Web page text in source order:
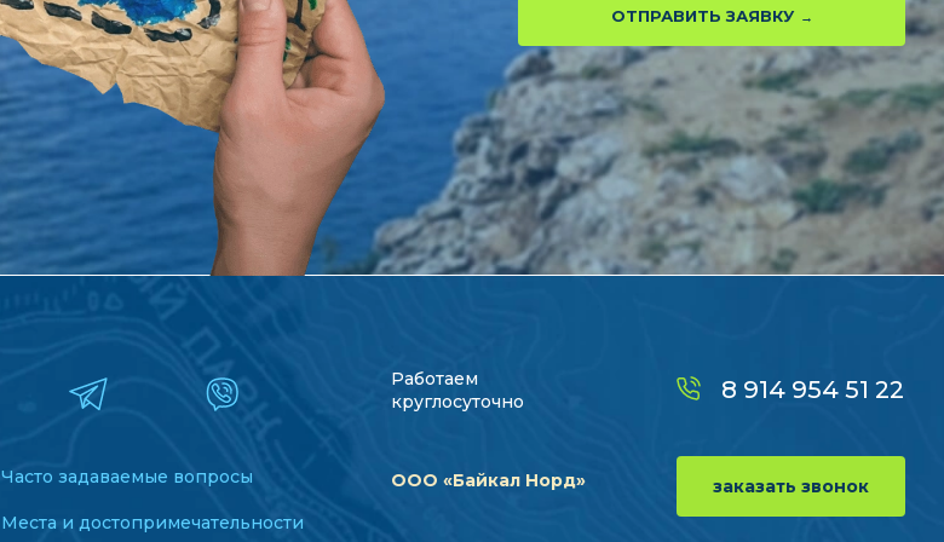
ОТПРАВИТЬ ЗАЯВКУ
Часто задаваемые вопросы
Места и достопримечательности
Работаем
круглосуточно
ООО «Байкал Норд»
8 914 954 51 22
заказать звонок